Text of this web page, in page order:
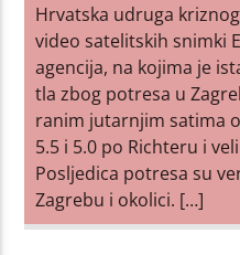
Hrvatska udruga
video satelitskih snimki
agencija, na kojima je
tla zbog potresa u
ranim jutarnjim satima
5.5 i 5.0 po Richteru i
Posljedica potresa su
Zagrebu i okolici. […]